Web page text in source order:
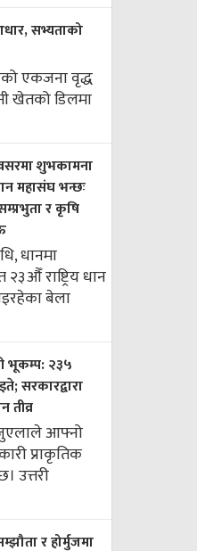
सभ्यताको
एकजना वृद्ध
खेतको डिलमा
शुभकामना
महासंघ भन्छः
र कृषि
धानमा
२३औँ राष्ट्रिय धान
बेला
भूकम्प: २३५
सरकारद्वारा
तीव्र
आफ्नो
प्राकृतिक
उत्तरी
र होर्मुजमा